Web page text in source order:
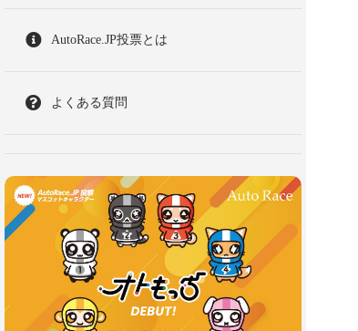
AutoRace.JP投票とは
よくある質問